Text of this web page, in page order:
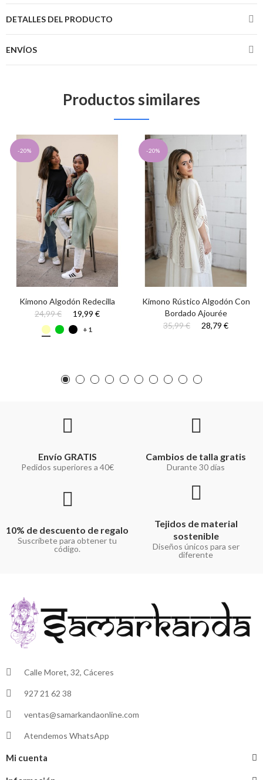
DETALLES DEL PRODUCTO
ENVÍOS
Productos similares
-20%
Kimono Algodón Redecilla
24,99 €
19,99 €
+1
-20%
Kimono Rústico Algodón Con
Bordado Ajourée
35,99 €
28,79 €
Envío GRATIS
Pedidos superiores a 40€
Cambios de talla gratis
Durante 30 días
10% de descuento de regalo
Suscríbete para obtener tu
código.
Tejidos de material
sostenible
Diseños únicos para ser
diferente
Calle Moret, 32, Cáceres
927 21 62 38
ventas@samarkandaonline.com
Atendemos WhatsApp
Mi cuenta